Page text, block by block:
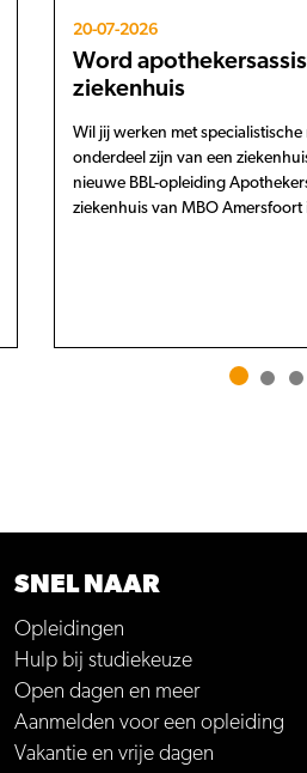
20-07-2026
Word
ziekenhuis
Wil jij werken met specialistische
onderdeel zijn van een
nieuwe BBL-opleiding
ziekenhuis van MBO Amersfoort
SNEL NAAR
Opleidingen
Hulp bij studiekeuze
Open dagen en meer
Aanmelden voor een opleiding
Vakantie en vrije dagen